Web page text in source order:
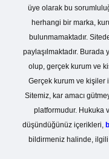
üye olarak bu
herhangi bir marka,
bulunmamaktadır.
paylaşılmaktadır.
olup, gerçek kurum ve
Gerçek kurum ve kişiler
Sitemiz, kar amacı
platformudur. Hukuka
düşündüğünüz içerikleri,
bildirmeniz halinde,